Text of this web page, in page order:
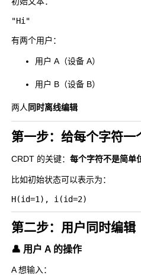
有两个用户：
用户 A（设备 A）
用户 B（设备 B）
两人 同时离线编辑
第一步：给每个字符一
CRDT 的关键： 每个字符不是简单
比如初始状态可以表示为：
第二步：用户同时编辑
👤 用户 A 的操作
A 想输入：